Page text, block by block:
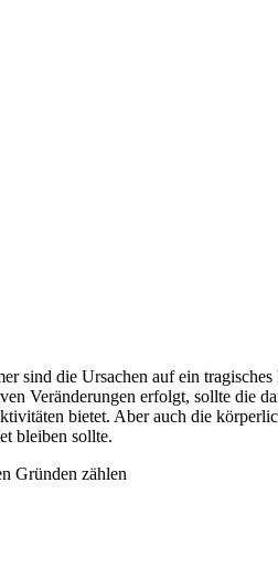
sind die Ursachen auf ein tragisches
Veränderungen erfolgt, sollte die
bietet. Aber auch die
bleiben sollte.
Gründen zählen